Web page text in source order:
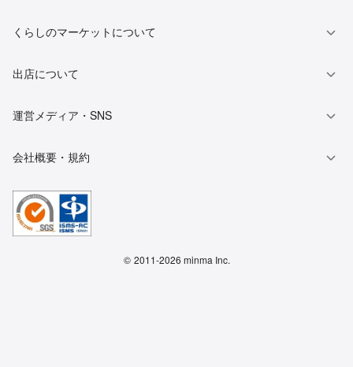
くらしのマーケットについて
出店について
運営メディア・SNS
会社概要・規約
© 2011-2026 minma Inc.